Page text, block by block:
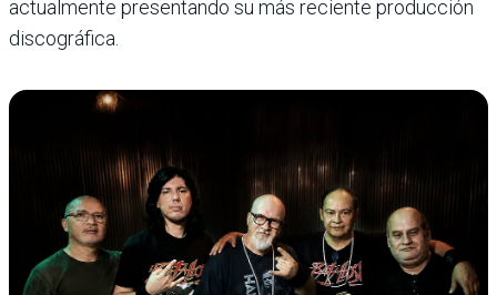
actualmente presentando su más reciente producción
discográfica.